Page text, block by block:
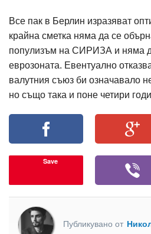
Все пак в Берлин изразяват
крайна сметка няма да се
популизъм на СИРИЗА и няма
еврозоната. Евентуално
валутния съюз би означавало
но също така и поне четири
Save
Публикувано от